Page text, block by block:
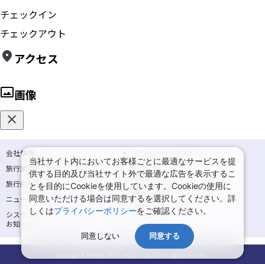
チェックイン
チェックアウト
アクセス
画像
会社情報
旅行業登録票・約款
規約集
旅行条件書
商標について
ニュースリリース
採用情報
システムメンテナンスの
お知らせ
サイトマップ
当社サイト内においてお客様ごとに最適なサービスを提
供する目的及び当社サイト外で最適な広告を表示するこ
とを目的にCookieを使用しています。Cookieの使用に
同意いただける場合は同意するを選択してください。詳
しくはプライバシーポリシーをご確認ください。
同意しない 同意する